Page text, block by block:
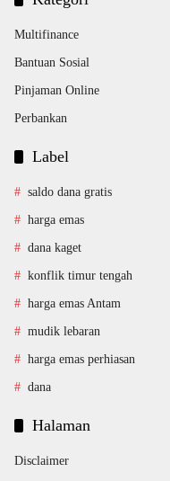
Multifinance
Bantuan Sosial
Pinjaman Online
Perbankan
Label
saldo dana gratis
harga emas
dana kaget
konflik timur tengah
harga emas Antam
mudik lebaran
harga emas perhiasan
dana
Halaman
Disclaimer